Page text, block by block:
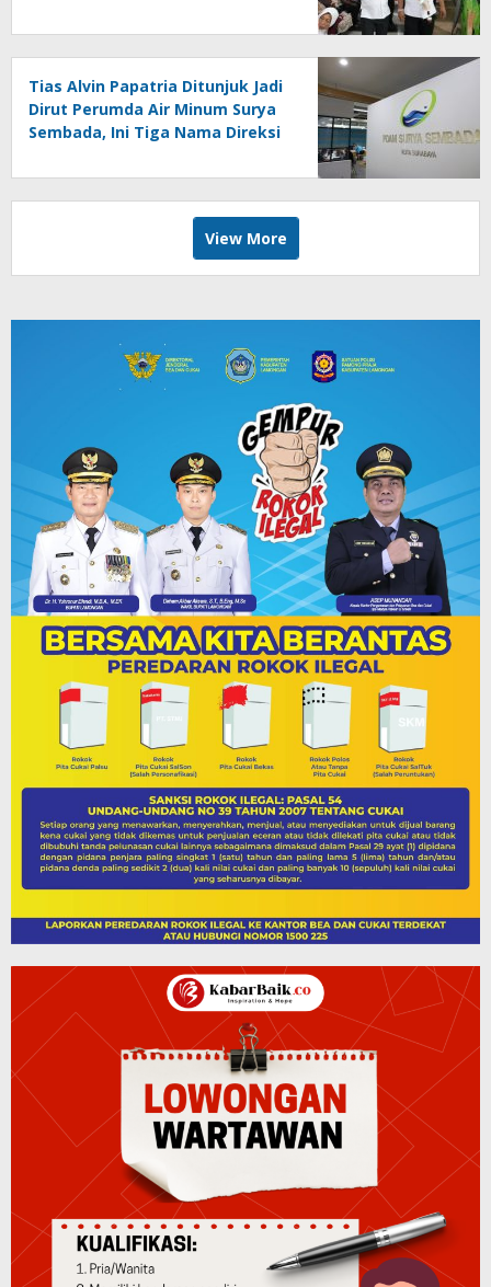
Tias Alvin Papatria Ditunjuk Jadi
Dirut Perumda Air Minum Surya
Sembada, Ini Tiga Nama Direksi
View More